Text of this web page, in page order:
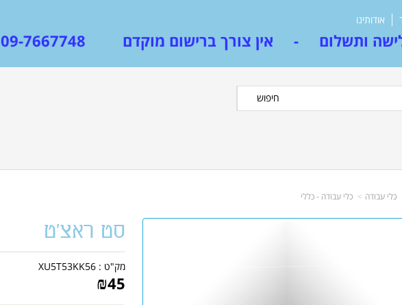
אודותינו
09-7667748 ותשלום - אין צורך ברישום מוקדם
חיפוש
כלי עבודה כלי עבודה - כללי
סט ראצ'ט
מק"ט : XU5T53KK56
₪45